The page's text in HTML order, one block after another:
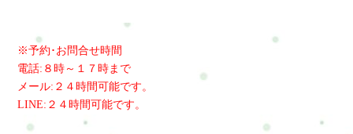
※予約･お問合せ時間
電話:８時～１７時まで
メール:２４時間可能です。
LINE:２４時間可能です。